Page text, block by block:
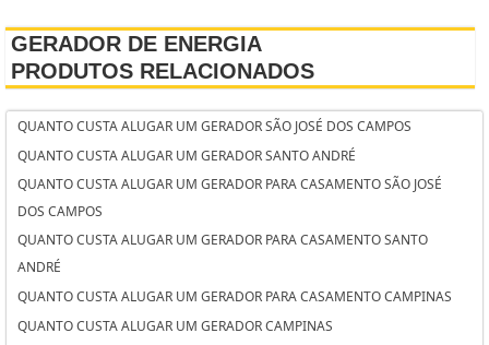
GERADOR DE ENERGIA
PRODUTOS RELACIONADOS
QUANTO CUSTA ALUGAR UM GERADOR SÃO JOSÉ DOS CAMPOS
QUANTO CUSTA ALUGAR UM GERADOR SANTO ANDRÉ
QUANTO CUSTA ALUGAR UM GERADOR PARA CASAMENTO SÃO JOSÉ
DOS CAMPOS
QUANTO CUSTA ALUGAR UM GERADOR PARA CASAMENTO SANTO
ANDRÉ
QUANTO CUSTA ALUGAR UM GERADOR PARA CASAMENTO CAMPINAS
QUANTO CUSTA ALUGAR UM GERADOR CAMPINAS